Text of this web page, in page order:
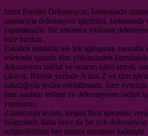
İzmit Erenler Dekorasyon, konusunda
ustalarıyla dekorasyon işlerinizi,
yapmaktadır. Siz arkanıza yaslanın
bize bırakın..
Eskiden ustalarla tek tek uğraşmak
telefonla işinizin tüm yükünüzden
dekorasyon tadilat ve onarım işleri stresli,
çıkıyor. Birebir yerinde A dan Z ye tüm
rahatlığıyla teslim edebilirsiniz. İster evinizin
ister anahtar teslimi ev dekorasyonu tadilat
yapıyoruz.
Zamanında teslim, uygun fiyat garantisi
bölgesinde daha önce de bir çok
müşterilerimiz her zaman memnun kalmıştır.